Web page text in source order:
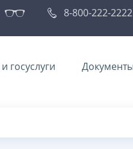
8-800-222-2222
госуслуги Документы